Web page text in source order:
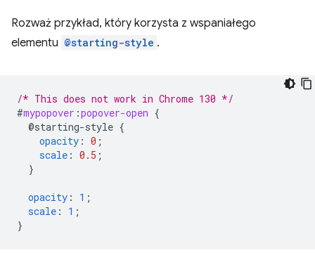
Rozważ przykład, który korzysta z wspaniałego
elementu @starting-style .
/* This does not work in Chrome 130 */
#mypopover :popover-open {
@starting-style {
opacity : 0 ;
scale : 0.5 ;
}
opacity : 1 ;
scale : 1 ;
}